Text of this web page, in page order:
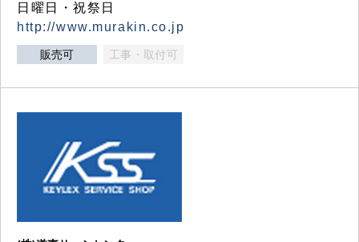
日曜日・祝祭日
http://www.murakin.co.jp
販売可 工事・取付可